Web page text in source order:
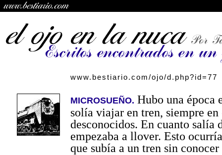
www.bestiario.com/ojo/d.php?id=77
MICROSUEÑO. Hubo una época
solía viajar en tren, siempre en
desconocidos. En cuanto salía
empezaba a llover. Esto
que subía a un tren sin